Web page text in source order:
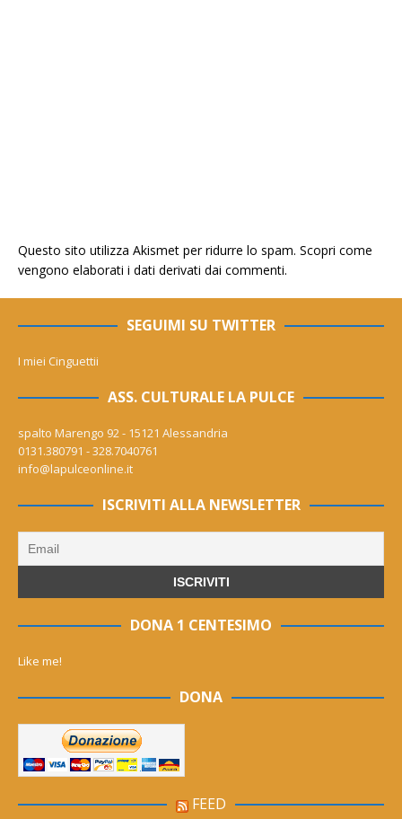
Questo sito utilizza Akismet per ridurre lo spam. Scopri come
vengono elaborati i dati derivati dai commenti.
SEGUIMI SU TWITTER
I miei Cinguettii
ASS. CULTURALE LA PULCE
spalto Marengo 92 - 15121 Alessandria
0131.380791 - 328.7040761
info@lapulceonline.it
ISCRIVITI ALLA NEWSLETTER
DONA 1 CENTESIMO
Like me!
DONA
FEED